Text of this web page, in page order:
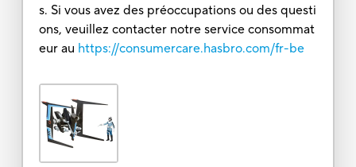
s. Si vous avez des préoccupations ou des questi
ons, veuillez contacter notre service consommat
eur au https://consumercare.hasbro.com/fr-be